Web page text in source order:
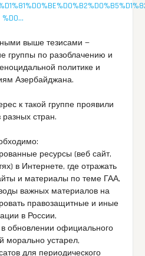
%D0…
выше тезисами —
группы по разоблачению и
политике и
Азербайджана.
к такой группе проявили
стран.
ресурсы (веб сайт,
в Интернете, где отражать
и материалы по теме ГАА,
важных материалов на
правозащитные и иные
в России,
обновлении официального
морально устарел,
для периодического